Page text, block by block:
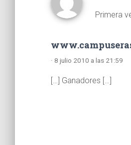
Primera
· 8 julio 2010 a las 21:59
[…] Ganadores […]